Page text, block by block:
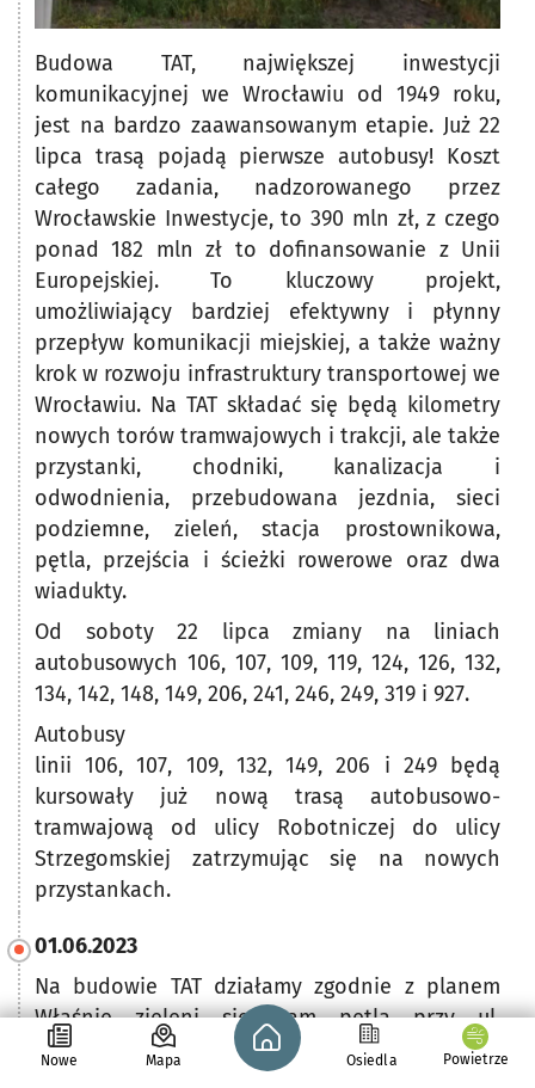
Budowa TAT, największej inwestycji
komunikacyjnej we Wrocławiu od 1949 roku,
jest na bardzo zaawansowanym etapie. Już 22
lipca trasą pojadą pierwsze autobusy! Koszt
całego zadania, nadzorowanego przez
Wrocławskie Inwestycje, to 390 mln zł, z czego
ponad 182 mln zł to dofinansowanie z Unii
Europejskiej. To kluczowy projekt,
umożliwiający bardziej efektywny i płynny
przepływ komunikacji miejskiej, a także ważny
krok w rozwoju infrastruktury transportowej we
Wrocławiu. Na TAT składać się będą kilometry
nowych torów tramwajowych i trakcji, ale także
przystanki, chodniki, kanalizacja i
odwodnienia, przebudowana jezdnia, sieci
podziemne, zieleń, stacja prostownikowa,
pętla, przejścia i ścieżki rowerowe oraz dwa
wiadukty.
Od soboty 22 lipca zmiany na liniach
autobusowych 106, 107, 109, 119, 124, 126, 132,
134, 142, 148, 149, 206, 241, 246, 249, 319 i 927.
Autobusy
linii 106, 107, 109, 132, 149, 206 i 249 będą
kursowały już nową trasą autobusowo-
tramwajową od ulicy Robotniczej do ulicy
Strzegomskiej zatrzymując się na nowych
przystankach.
01.06.2023
Na budowie TAT działamy zgodnie z planem
Właśnie zieleni się nam pętla przy ul.
Rogowskiej. Posadziliśmy tam blisko 100 drzew
w tym iglaki, które uzupełnią istniejące
Nowe Mapa
Strona główna - wroclaw.pl
Osiedla Powietrze